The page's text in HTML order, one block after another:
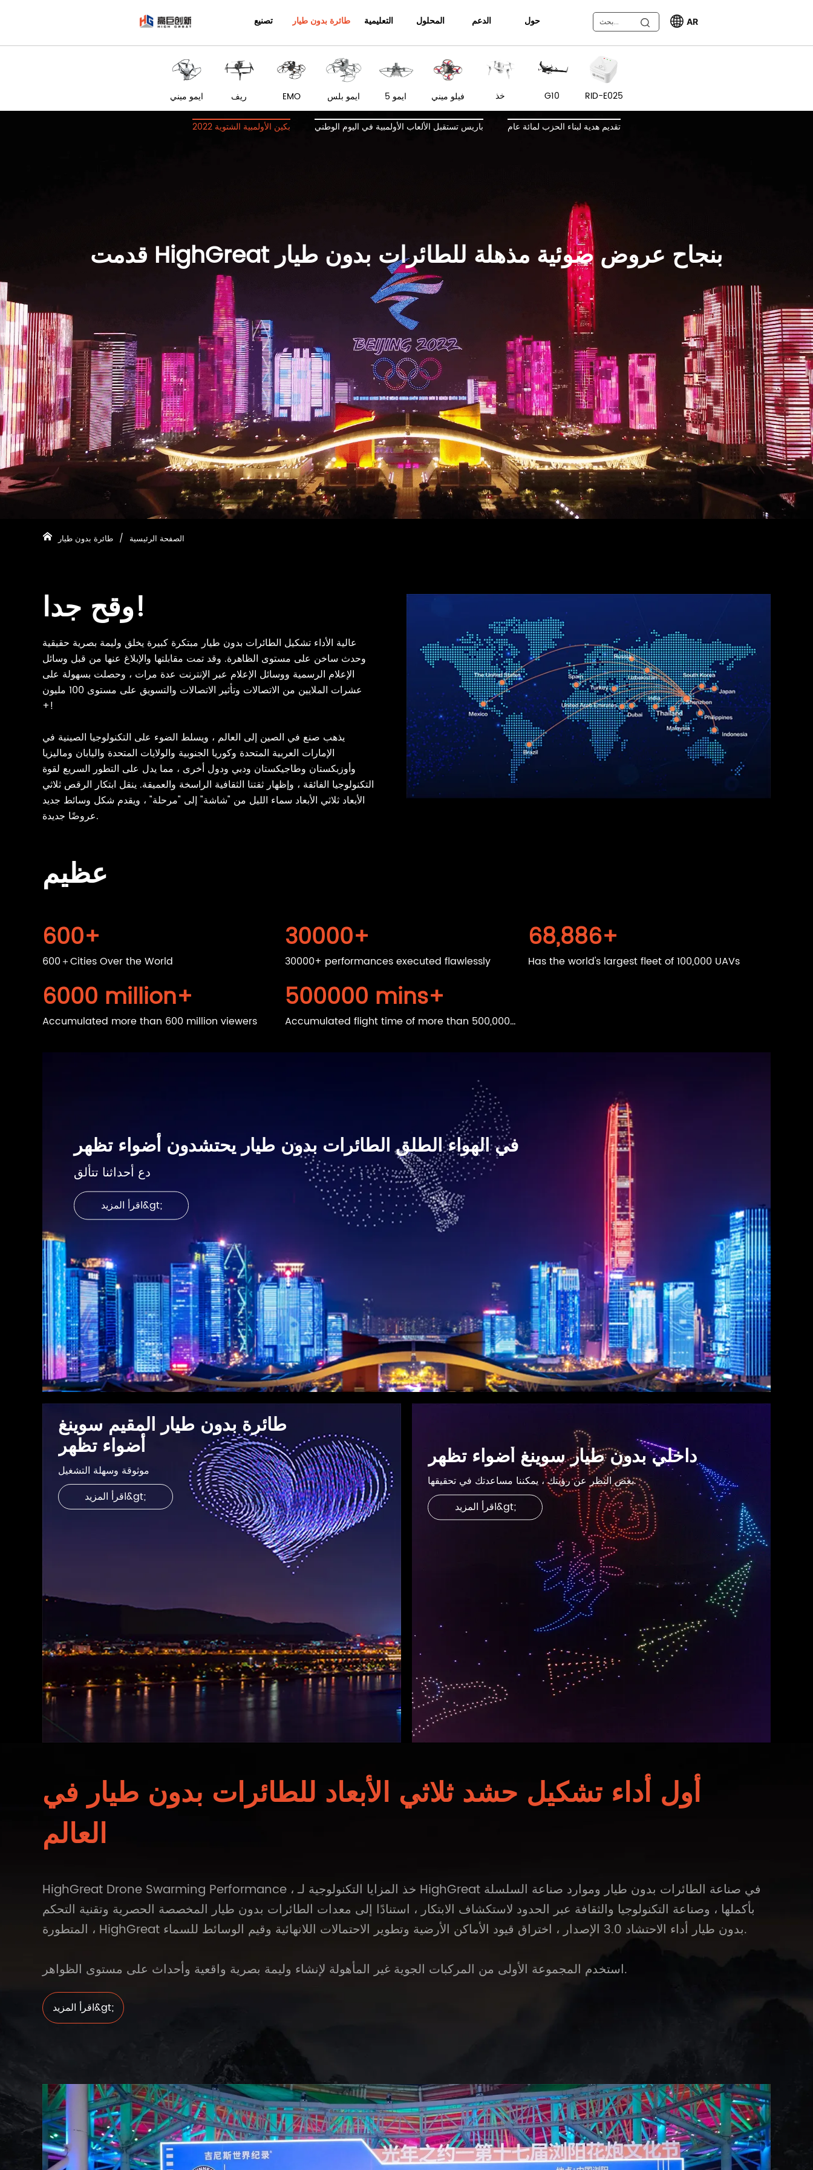
شعار تصنيع طائرة بدون طيار التعليمية المحلول الدعم حول AR
ايمو ميني ريف EMO ايمو بلس ايمو 5 فيلو ميني خذ G10 RID-E025
"Cyberfireworks" في سماء الليل بالعيد الوطني الفرنسي
2022 بكين الأولمبية الشتوية باريس تستقبل الألعاب الأولمبية في اليوم الوطني تقديم هدية لبناء الحزب لمائة عام
الصفحة الرئيسية / طائرة بدون طيار
وقح جدا!
عالية الأداء تشكيل الطائرات بدون طيار مبتكرة كبيرة يخلق وليمة بصرية حقيقية
وحدث ساخن على مستوى الظاهرة. وقد تمت مقابلتها والإبلاغ عنها من قبل وسائل
الإعلام الرسمية ووسائل الإعلام عبر الإنترنت عدة مرات ، وحصلت بسهولة على
عشرات الملايين من الاتصالات وتأثير الاتصالات والتسويق على مستوى 100 مليون
+!
يذهب صنع في الصين إلى العالم ، ويسلط الضوء على التكنولوجيا الصينية في
الإمارات العربية المتحدة وكوريا الجنوبية والولايات المتحدة واليابان وماليزيا
وأوزبكستان وطاجيكستان ودبي ودول أخرى ، مما يدل على التطور السريع لقوة
التكنولوجيا الفائقة ، وإظهار ثقتنا الثقافية الراسخة والعميقة. ينقل ابتكار الرقص ثلاثي
الأبعاد ثلاثي الأبعاد سماء الليل من "شاشة" إلى "مرحلة" ، ويقدم شكل وسائط جديد
عروضًا جديدة.
عظيم
600+
600＋Cities Over the World
6000 million+
Accumulated more than 600 million viewers
30000+
30000+ performances executed flawlessly
500000 mins+
Accumulated flight time of more than 500,000
100,000+
Has the world's largest fleet of 100,000 UAVs
في الهواء الطلق الطائرات بدون طيار يحتشدون أضواء تظهر
دع أحداثنا تتألق
اقرأ المزيد&gt;
طائرة بدون طيار المقيم سوينغ
أضواء تظهر
موثوقة وسهلة التشغيل
اقرأ المزيد&gt;
داخلي بدون طيار سوينغ أضواء تظهر
بغض النظر عن رؤيتك ، يمكننا مساعدتك في تحقيقها.
اقرأ المزيد&gt;
أول أداء تشكيل حشد ثلاثي الأبعاد للطائرات بدون طيار في
العالم
HighGreat Drone Swarming Performance ، خذ المزايا التكنولوجية لـ HighGreat في صناعة الطائرات بدون طيار وموارد صناعة السلسلة
بأكملها ، وصناعة التكنولوجيا والثقافة عبر الحدود لاستكشاف الابتكار ، استنادًا إلى معدات الطائرات بدون طيار المخصصة الحصرية وتقنية التحكم
المتطورة ، HighGreat بدون طيار أداء الاحتشاد 3.0 الإصدار ، اختراق قيود الأماكن الأرضية وتطوير الاحتمالات اللانهائية وقيم الوسائط للسماء.
استخدم المجموعة الأولى من المركبات الجوية غير المأهولة لإنشاء وليمة بصرية واقعية وأحداث على مستوى الظواهر.
اقرأ المزيد&gt;